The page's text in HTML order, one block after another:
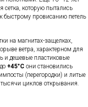
которую пытались
быстрому провисанию петель
на магнитах-защелках,
ветра, характерном для
и дешевые пластиковые
+45°C они становились
(перегородки) и литые
циклов открывания.